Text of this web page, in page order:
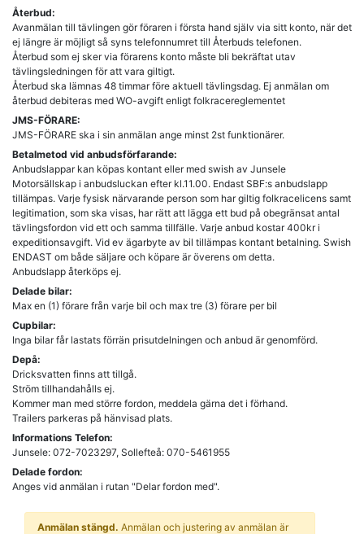
Återbud:
Avanmälan till tävlingen gör föraren i första hand själv via sitt konto, när det
ej längre är möjligt så syns telefonnumret till Återbuds telefonen.
Återbud som ej sker via förarens konto måste bli bekräftat utav
tävlingsledningen för att vara giltigt.
Återbud ska lämnas 48 timmar före aktuell tävlingsdag. Ej anmälan om
återbud debiteras med WO-avgift enligt folkracereglementet
JMS-FÖRARE:
JMS-FÖRARE ska i sin anmälan ange minst 2st funktionärer.
Betalmetod vid anbudsförfarande:
Anbudslappar kan köpas kontant eller med swish av Junsele
Motorsällskap i anbudsluckan efter kl.11.00. Endast SBF:s anbudslapp
tillämpas. Varje fysisk närvarande person som har giltig folkracelicens samt
legitimation, som ska visas, har rätt att lägga ett bud på obegränsat antal
tävlingsfordon vid ett och samma tillfälle. Varje anbud kostar 400kr i
expeditionsavgift. Vid ev ägarbyte av bil tillämpas kontant betalning. Swish
ENDAST om både säljare och köpare är överens om detta.
Anbudslapp återköps ej.
Delade bilar:
Max en (1) förare från varje bil och max tre (3) förare per bil
Cupbilar:
Inga bilar får lastats förrän prisutdelningen och anbud är genomförd.
Depå:
Dricksvatten finns att tillgå.
Ström tillhandahålls ej.
Kommer man med större fordon, meddela gärna det i förhand.
Trailers parkeras på hänvisad plats.
Informations Telefon:
Junsele: 072-7023297, Sollefteå: 070-5461955
Delade fordon:
Anges vid anmälan i rutan "Delar fordon med".
Anmälan stängd. Anmälan och justering av anmälan är